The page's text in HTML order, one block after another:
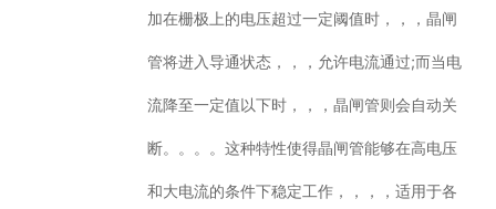
加在栅极上的电压超过一定阈值时，，，晶闸
管将进入导通状态，，，允许电流通过;而当电
流降至一定值以下时，，，晶闸管则会自动关
断。。。。这种特性使得晶闸管能够在高电压
和大电流的条件下稳定工作，，，，适用于各